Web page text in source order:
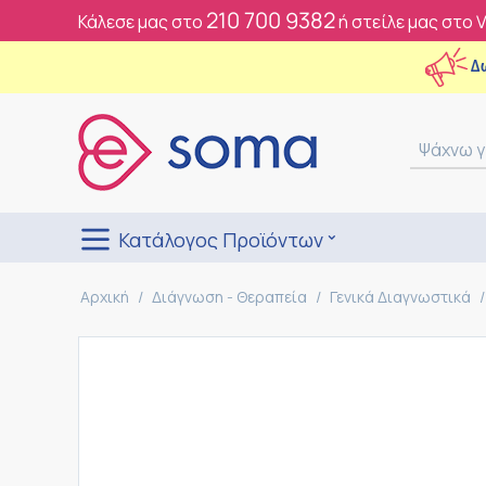
Κάλεσε μας στο 210 700 9382ή στείλε μας στο
Κατάλογος Προϊόντων
Αρχική / Διάγνωση - Θεραπεία / Γενικά Διαγνωστικά /